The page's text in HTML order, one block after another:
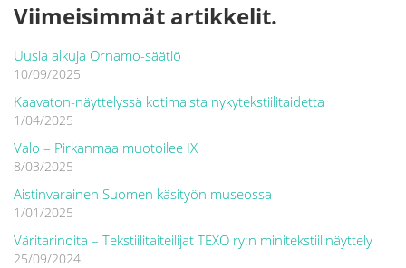
Viimeisimmät artikkelit.
Uusia alkuja Ornamo-säätiö
10/09/2025
Kaavaton-näyttelyssä kotimaista nykytekstiilitaidetta
1/04/2025
Valo – Pirkanmaa muotoilee IX
8/03/2025
Aistinvarainen Suomen käsityön museossa
1/01/2025
Väritarinoita – Tekstiilitaiteilijat TEXO ry:n minitekstiilinäyttely
25/09/2024